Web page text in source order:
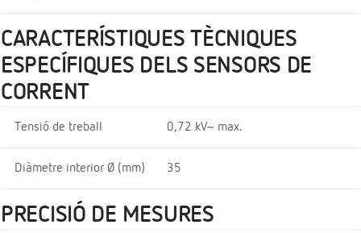
CARACTERÍSTIQUES TÈCNIQUES
ESPECÍFIQUES DELS SENSORS DE
CORRENT
Tensió de treball 0,72 kV~ max.
Diàmetre interior Ø (mm) 35
PRECISIÓ DE MESURES